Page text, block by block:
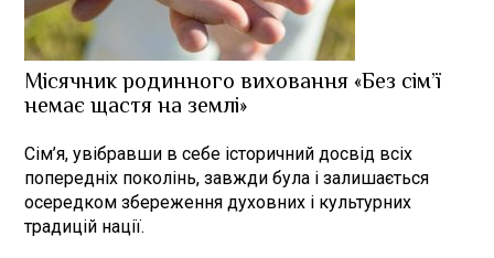
Місячник родинного виховання «Без сім’ї
немає щастя на землі»
Сім’я, увібравши в себе історичний досвід всіх
попередніх поколінь, завжди була і залишається
осередком збереження духовних і культурних
традицій нації.